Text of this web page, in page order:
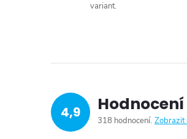
variant.
4,9 318 hodnocení Zobrazit